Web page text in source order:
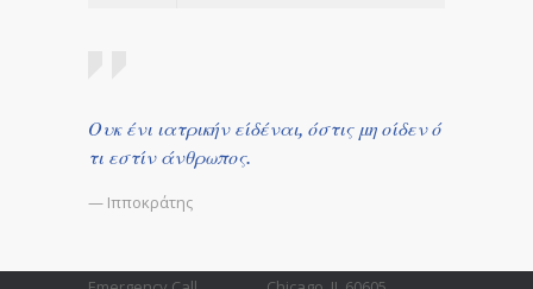
Ουκ ένι ιατρικήν είδέναι, όστις μη οίδεν ό
τι εστίν άνθρωπος.
— Ιπποκράτης